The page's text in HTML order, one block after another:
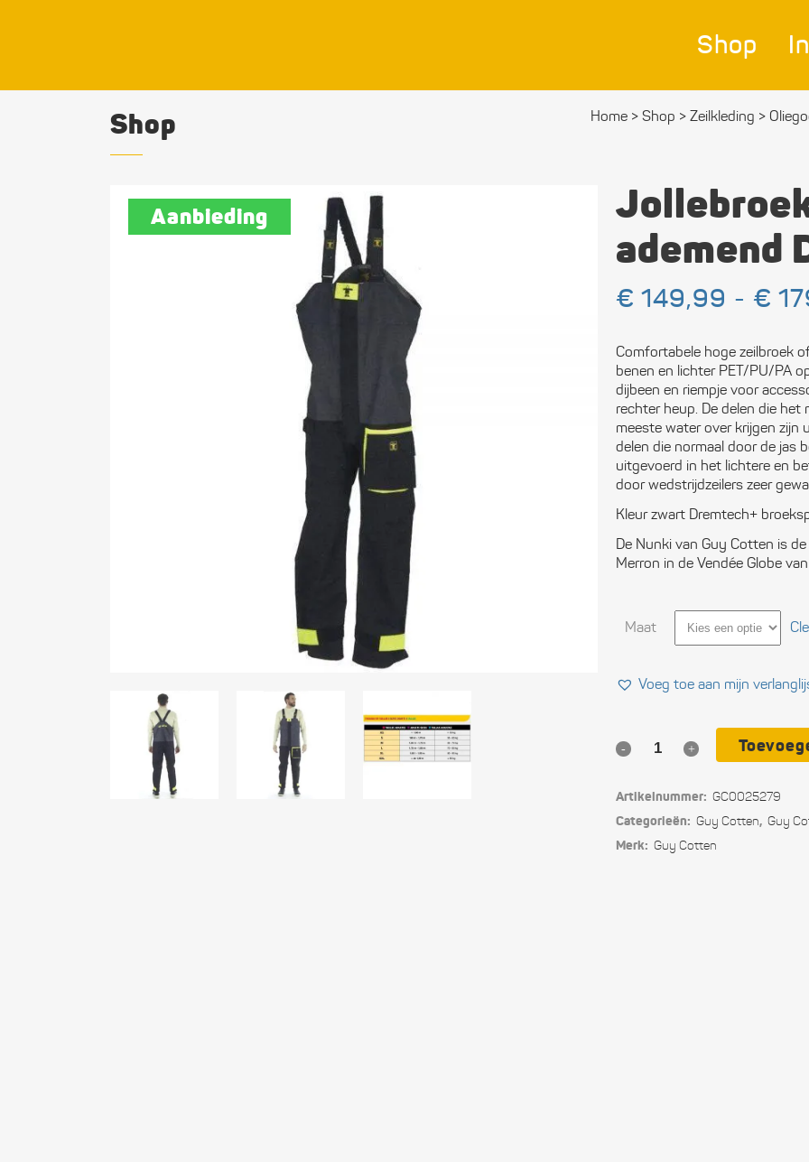
Shop
Shop Home > Shop > Zeilkleding >
Aanbieding
ademend
€ 149,99 - €
Comfortabele hoge zeilbroek
benen en lichter PET/PU/PA
dijbeen en riempje voor
rechter heup. De delen die
meeste water over krijgen
delen die normaal door de jas
uitgevoerd in het lichtere en
door wedstrijdzeilers zeer
Kleur zwart Dremtech+
De Nunki van Guy Cotten is
Merron in de Vendée Globe
Maat
Voeg toe aan mijn
Jolle­
Nunki
met
Artikelnummer: GC0025279
Categorieën: Guy Cotten, Guy
Merk: Guy Cotten